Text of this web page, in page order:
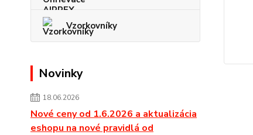
Vzorkovníky
Novinky
18.06.2026
Nové ceny od 1.6.2026 a aktualizácia
eshopu na nové pravidlá od